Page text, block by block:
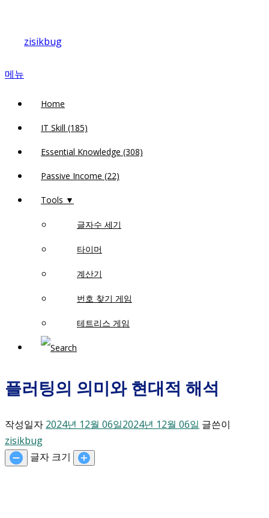
바
zisikbug
메뉴
Home
IT Skill (185)
Essential Knowledge (308)
Passive Income (22)
Tools ▼
글자수 세기
타이머
계산기
번호 찾기 게임
테트리스 게임
플러팅의 의미와 현대적 해석
작성일자 2024년 12월 06일2024년 12월 06일 글쓴이
zisikbug
글자 크기